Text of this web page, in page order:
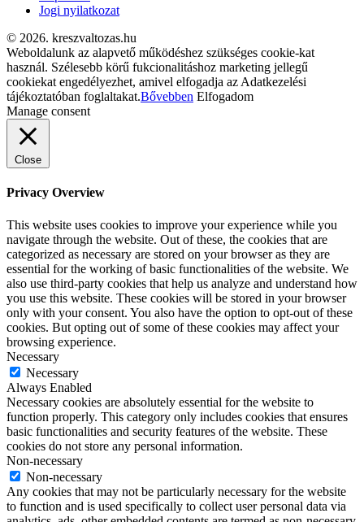
Jogi nyilatkozat
© 2026. kreszvaltozas.hu
Weboldalunk az alapvető működéshez szükséges cookie-kat
használ. Szélesebb körű fukcionalitáshoz marketing jellegű
cookiekat engedélyezhet, amivel elfogadja az Adatkezelési
tájékoztatóban foglaltakat.Bővebben Elfogadom
Manage consent
Close
Privacy Overview
This website uses cookies to improve your experience while you
navigate through the website. Out of these, the cookies that are
categorized as necessary are stored on your browser as they are
essential for the working of basic functionalities of the website. We
also use third-party cookies that help us analyze and understand how
you use this website. These cookies will be stored in your browser
only with your consent. You also have the option to opt-out of these
cookies. But opting out of some of these cookies may affect your
browsing experience.
Necessary
Necessary
Always Enabled
Necessary cookies are absolutely essential for the website to
function properly. This category only includes cookies that ensures
basic functionalities and security features of the website. These
cookies do not store any personal information.
Non-necessary
Non-necessary
Any cookies that may not be particularly necessary for the website
to function and is used specifically to collect user personal data via